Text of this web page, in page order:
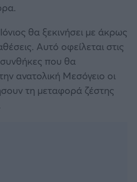
θα ξεκινήσει με άκρως
Αυτό οφείλεται στις
συνθήκες που θα
ανατολική Μεσόγειο οι
τη μεταφορά ζέστης